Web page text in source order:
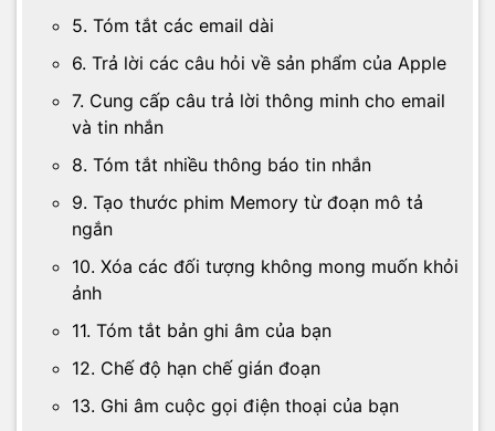
5. Tóm tắt các email dài
6. Trả lời các câu hỏi về sản phẩm của Apple
7. Cung cấp câu trả lời thông minh cho email
và tin nhắn
8. Tóm tắt nhiều thông báo tin nhắn
9. Tạo thước phim Memory từ đoạn mô tả
ngắn
10. Xóa các đối tượng không mong muốn khỏi
ảnh
11. Tóm tắt bản ghi âm của bạn
12. Chế độ hạn chế gián đoạn
13. Ghi âm cuộc gọi điện thoại của bạn